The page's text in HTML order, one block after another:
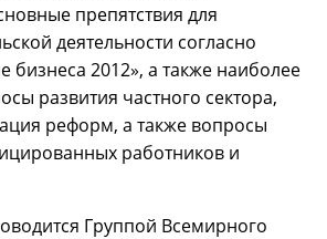
препятствия для
деятельности согласно
бизнеса 2012», а также наиболее
развития частного сектора,
реформ, а также вопросы
работников и
Группой Всемирного